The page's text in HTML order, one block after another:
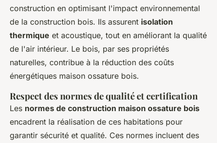
construction en optimisant l'impact environnemental
de la construction bois. Ils assurent isolation
thermique et acoustique, tout en améliorant la qualité
de l'air intérieur. Le bois, par ses propriétés
naturelles, contribue à la réduction des coûts
énergétiques maison ossature bois.
Respect des normes de qualité et certification
Les normes de construction maison ossature bois
encadrent la réalisation de ces habitations pour
garantir sécurité et qualité. Ces normes incluent des